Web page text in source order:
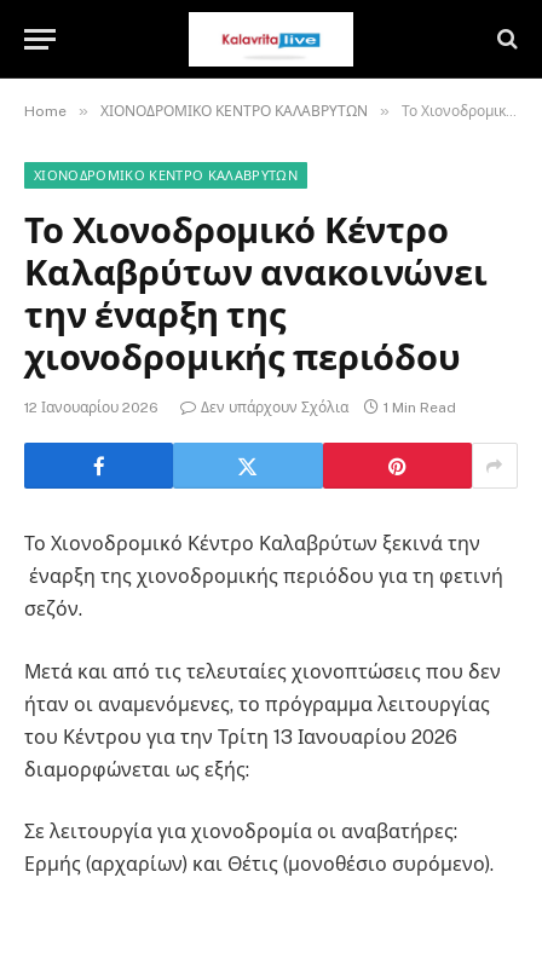
Home » ΧΙΟΝΟΔΡΟΜΙΚΟ ΚΕΝΤΡΟ ΚΑΛΑΒΡΥΤΩΝ » Το Χιονοδρομικό Κέντρο Καλαβρύτων ανακοινώνει την έναρξη της χιονοδρομικής περιόδου
ΧΙΟΝΟΔΡΟΜΙΚΟ ΚΕΝΤΡΟ ΚΑΛΑΒΡΥΤΩΝ
Το Χιονοδρομικό Κέντρο
Καλαβρύτων ανακοινώνει
την έναρξη της
χιονοδρομικής περιόδου
12 Ιανουαρίου 2026 Δεν υπάρχουν Σχόλια 1 Min Read
Το Χιονοδρομικό Κέντρο Καλαβρύτων ξεκινά την
έναρξη της χιονοδρομικής περιόδου για τη φετινή
σεζόν.
Μετά και από τις τελευταίες χιονοπτώσεις που δεν
ήταν οι αναμενόμενες, το πρόγραμμα λειτουργίας
του Κέντρου για την Τρίτη 13 Ιανουαρίου 2026
διαμορφώνεται ως εξής:
Σε λειτουργία για χιονοδρομία οι αναβατήρες:
Ερμής (αρχαρίων) και Θέτις (μονοθέσιο συρόμενο).